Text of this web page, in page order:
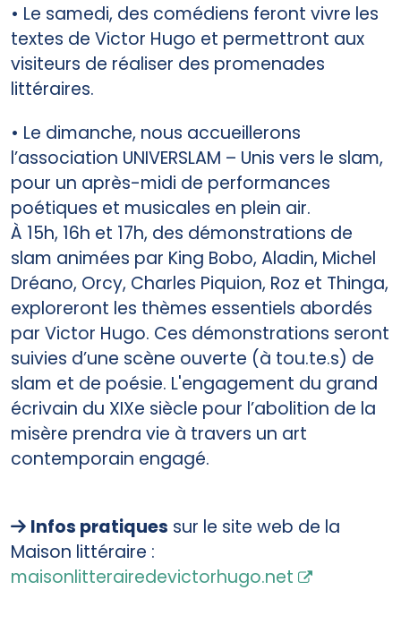
• Le samedi, des comédiens feront vivre les
textes de Victor Hugo et permettront aux
visiteurs de réaliser des promenades
littéraires.
• Le dimanche, nous accueillerons
l’association UNIVERSLAM – Unis vers le slam,
pour un après-midi de performances
poétiques et musicales en plein air.
À 15h, 16h et 17h, des démonstrations de
slam animées par King Bobo, Aladin, Michel
Dréano, Orcy, Charles Piquion, Roz et Thinga,
exploreront les thèmes essentiels abordés
par Victor Hugo. Ces démonstrations seront
suivies d’une scène ouverte (à tou.te.s) de
slam et de poésie. L'engagement du grand
écrivain du XIXe siècle pour l’abolition de la
misère prendra vie à travers un art
contemporain engagé.
Infos pratiques sur le site web de la
Maison littéraire :
maisonlitterairedevictorhugo.net